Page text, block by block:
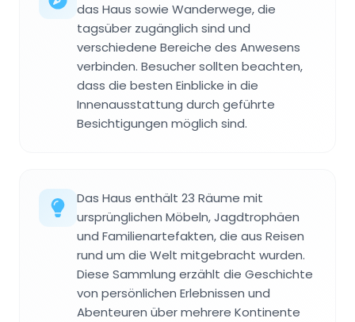
das Haus sowie Wanderwege, die
tagsüber zugänglich sind und
verschiedene Bereiche des Anwesens
verbinden. Besucher sollten beachten,
dass die besten Einblicke in die
Innenausstattung durch geführte
Besichtigungen möglich sind.
Das Haus enthält 23 Räume mit
ursprünglichen Möbeln, Jagdtrophäen
und Familienartefakten, die aus Reisen
rund um die Welt mitgebracht wurden.
Diese Sammlung erzählt die Geschichte
von persönlichen Erlebnissen und
Abenteuren über mehrere Kontinente